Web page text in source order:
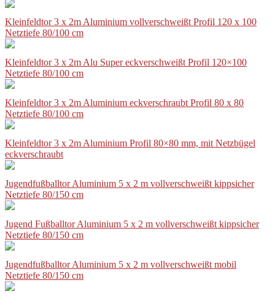
Kleinfeldtor 3 x 2m Aluminium vollverschweißt Profil 120 x 100
Netztiefe 80/100 cm
Kleinfeldtor 3 x 2m Alu Super eckverschweißt Profil 120×100
Netztiefe 80/100 cm
Kleinfeldtor 3 x 2m Aluminium eckverschraubt Profil 80 x 80
Netztiefe 80/100 cm
Kleinfeldtor 3 x 2m Aluminium Profil 80×80 mm, mit Netzbügel
eckverschraubt
Jugendfußballtor Aluminium 5 x 2 m vollverschweißt kippsicher
Netztiefe 80/150 cm
Jugend Fußballtor Aluminium 5 x 2 m vollverschweißt kippsicher
Netztiefe 80/150 cm
Jugendfußballtor Aluminium 5 x 2 m vollverschweißt mobil
Netztiefe 80/150 cm